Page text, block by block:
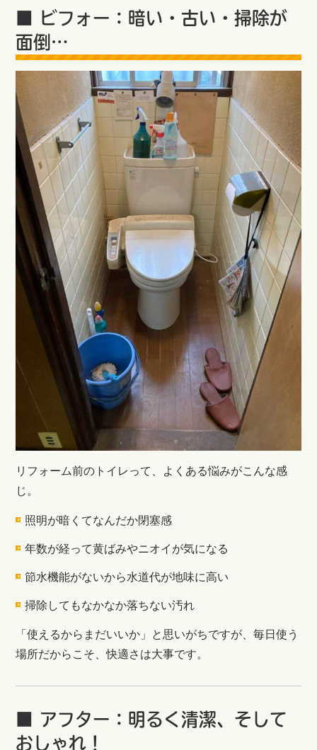
■ ビフォー：暗い・古い・掃除が
面倒…
リフォーム前のトイレって、よくある悩みがこんな感
じ。
照明が暗くてなんだか閉塞感
年数が経って黄ばみやニオイが気になる
節水機能がないから水道代が地味に高い
掃除してもなかなか落ちない汚れ
「使えるからまだいいか」と思いがちですが、毎日使う
場所だからこそ、快適さは大事です。
■ アフター：明るく清潔、そして
おしゃれ！